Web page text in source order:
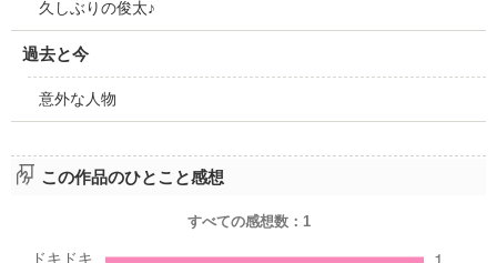
久しぶりの俊太♪
過去と今
意外な人物
この作品のひとこと感想
すべての感想数： 1